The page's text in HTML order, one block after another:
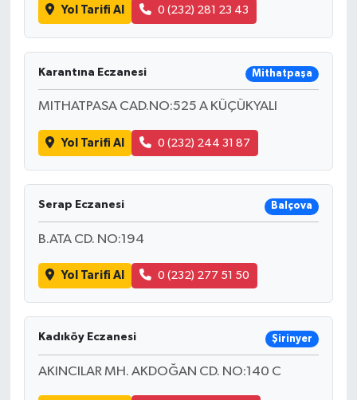
Yol Tarifi Al 0 (232) 281 23 43
Karantına Eczanesi Mithatpaşa
MITHATPASA CAD.NO:525 A KÜÇÜKYALI
Yol Tarifi Al 0 (232) 244 31 87
Serap Eczanesi Balçova
B.ATA CD. NO:194
Yol Tarifi Al 0 (232) 277 51 50
Kadıköy Eczanesi Şirinyer
AKINCILAR MH. AKDOĞAN CD. NO:140 C